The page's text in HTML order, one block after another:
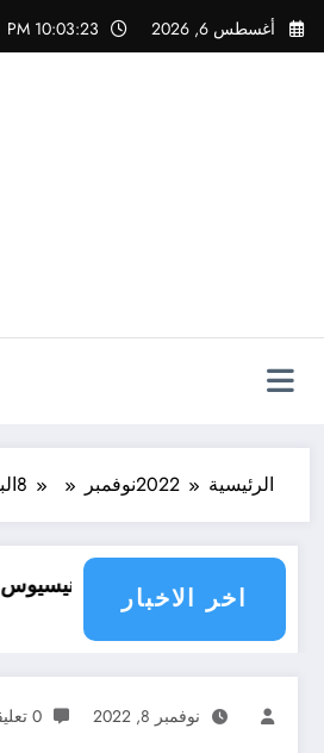
التجاوز
إلى
أغسطس 6, 2026 10:03:24 PM
الرئيسية 2022نوفمبر 8
اخر الاخبار
عقد فينيسيوس الجديد مع ريال مدريد
نوفمبر 8, 2022 0 تعليقات